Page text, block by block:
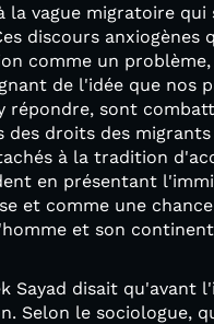
la vague migratoire qui
discours anxiogènes
comme un problème,
de l'idée que nos
répondre, sont
des droits des
à la tradition
en présentant
et comme une
et son
Sayad disait qu'avant
Selon le sociologue,